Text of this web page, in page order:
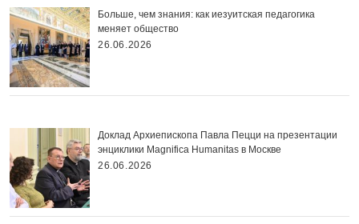
Больше, чем знания: как иезуитская педагогика
меняет общество
26.06.2026
Доклад Архиепископа Павла Пецци на презентации
энциклики Magnifica Нumanitas в Москве
26.06.2026